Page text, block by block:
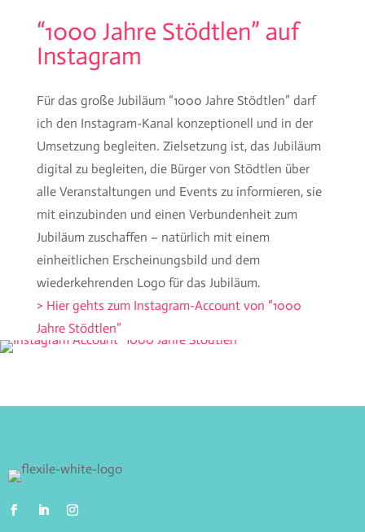
“1000 Jahre Stödtlen” auf
Instagram
Für das große Jubiläum “1000 Jahre Stödtlen” darf
ich den Instagram-Kanal konzeptionell und in der
Umsetzung begleiten. Zielsetzung ist, das Jubiläum
digital zu begleiten, die Bürger von Stödtlen über
alle Veranstaltungen und Events zu informieren, sie
mit einzubinden und einen Verbundenheit zum
Jubiläum zuschaffen – natürlich mit einem
einheitlichen Erscheinungsbild und dem
wiederkehrenden Logo für das Jubiläum.
> Hier gehts zum Instagram-Account von “1000
Jahre Stödtlen”